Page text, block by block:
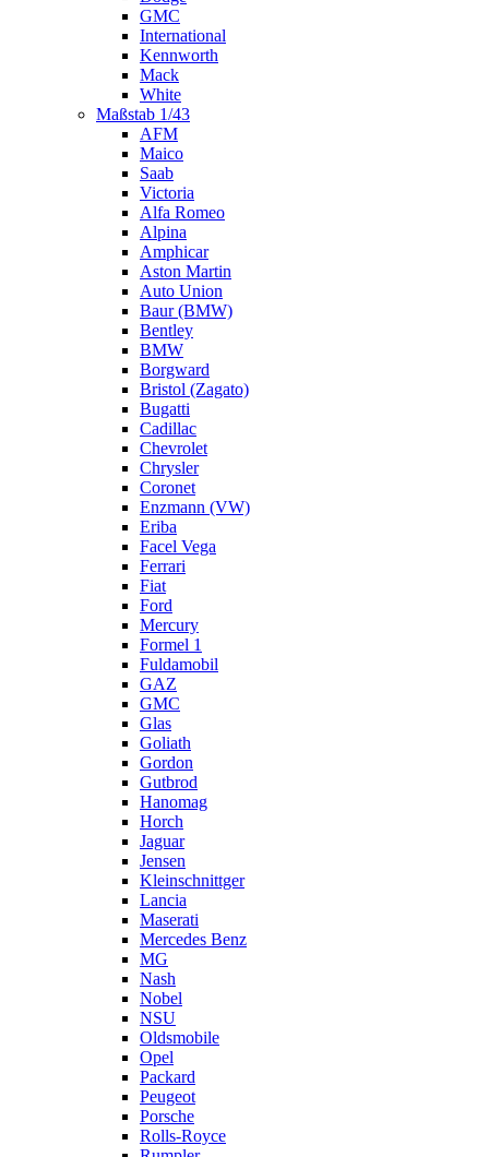
GMC
International
Kennworth
Mack
White
Maßstab 1/43
AFM
Maico
Saab
Victoria
Alfa Romeo
Alpina
Amphicar
Aston Martin
Auto Union
Baur (BMW)
Bentley
BMW
Borgward
Bristol (Zagato)
Bugatti
Cadillac
Chevrolet
Chrysler
Coronet
Enzmann (VW)
Eriba
Facel Vega
Ferrari
Fiat
Ford
Mercury
Formel 1
Fuldamobil
GAZ
GMC
Glas
Goliath
Gordon
Gutbrod
Hanomag
Horch
Jaguar
Jensen
Kleinschnittger
Lancia
Maserati
Mercedes Benz
MG
Nash
Nobel
NSU
Oldsmobile
Opel
Packard
Peugeot
Porsche
Rolls-Royce